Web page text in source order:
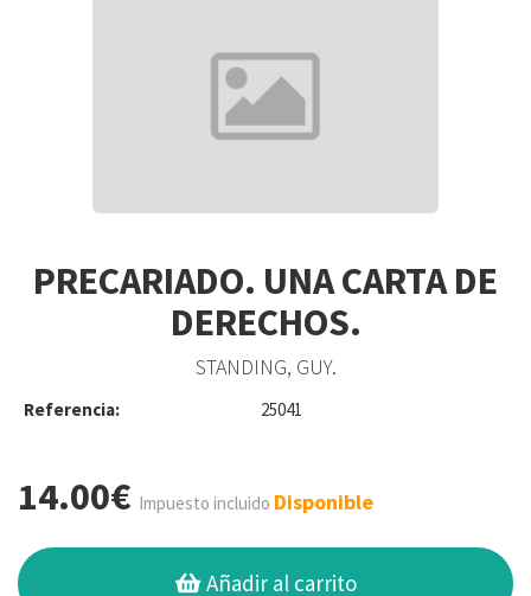
PRECARIADO. UNA CARTA DE
DERECHOS.
STANDING, GUY.
Referencia: 25041
14.00€ Impuesto incluido Disponible
Añadir al carrito